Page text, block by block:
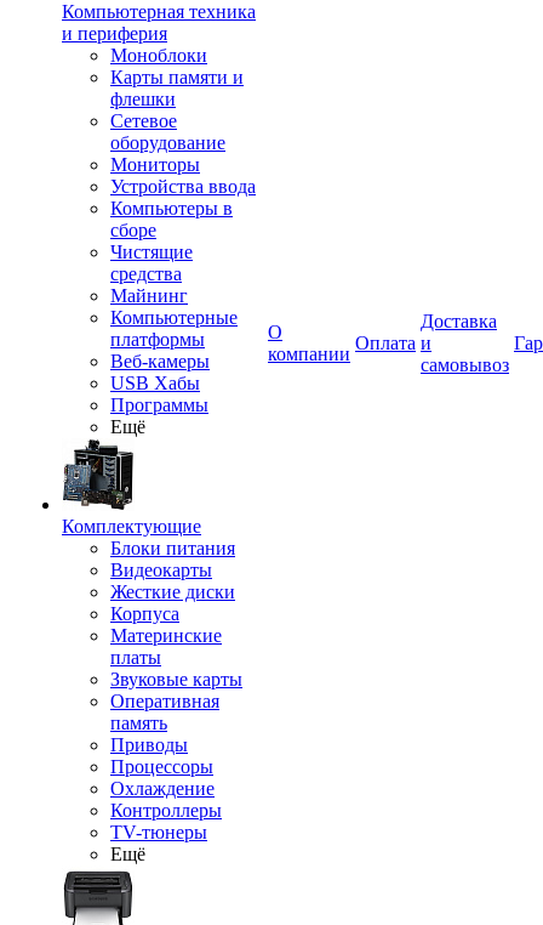
Компьютерная техника
и периферия
Моноблоки
Карты памяти и
флешки
Сетевое
оборудование
Мониторы
Устройства ввода
Компьютеры в
сборе
Чистящие
средства
Майнинг
Компьютерные
платформы
Веб-камеры
USB Хабы
Программы
Ещё
Комплектующие
Блоки питания
Видеокарты
Жесткие диски
Корпуса
Материнские
платы
Звуковые карты
Оперативная
память
Приводы
Процессоры
Охлаждение
Контроллеры
TV-тюнеры
Ещё
О
компании
Оплата
Доставка
и
самовывоз